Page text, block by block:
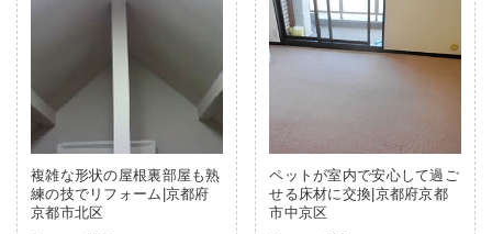
複雑な形状の屋根裏部屋も熟
練の技でリフォーム|京都府
京都市北区
ペットが室内で安心して過ご
せる床材に交換|京都府京都
市中京区